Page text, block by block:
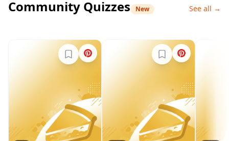
Community Quizzes New See all →
Inicia sesión para guardar Inicia sesión para